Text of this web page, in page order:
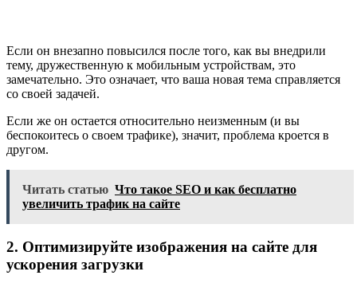
Если он внезапно повысился после того, как вы внедрили
тему, дружественную к мобильным устройствам, это
замечательно. Это означает, что ваша новая тема справляется
со своей задачей.
Если же он остается относительно неизменным (и вы
беспокоитесь о своем трафике), значит, проблема кроется в
другом.
Читать статью Что такое SEO и как бесплатно
увеличить трафик на сайте
2. Оптимизируйте изображения на сайте для
ускорения загрузки